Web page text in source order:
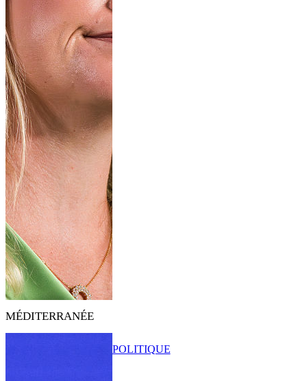
MÉDITERRANÉE
POLITIQUE